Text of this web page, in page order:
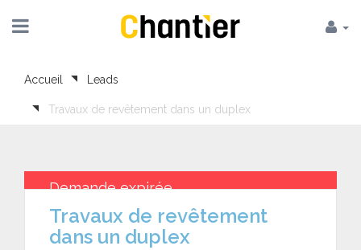
Accueil Leads
Travaux de revêtement dans un duplex
Demande expirée
Travaux de revêtement
dans un duplex